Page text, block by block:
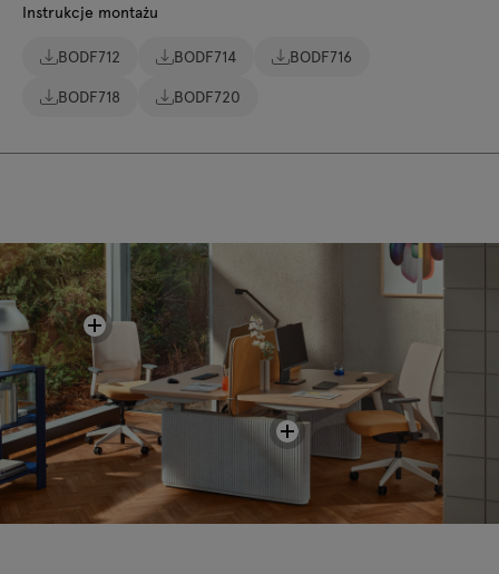
Instrukcje montażu
BODF712 BODF714
BODF716
BODF718
BODF720